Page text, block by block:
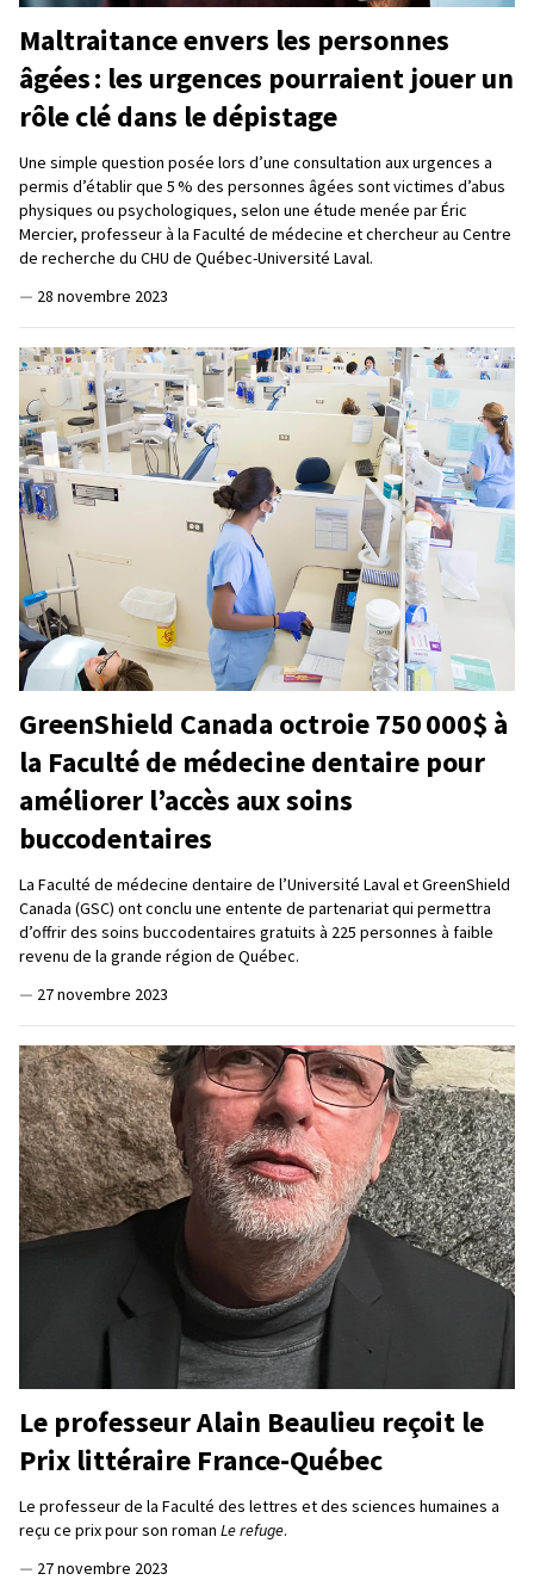
Maltraitance envers les personnes
âgées : les urgences pourraient jouer un
rôle clé dans le dépistage
Une simple question posée lors d’une consultation aux urgences a
permis d’établir que 5 % des personnes âgées sont victimes d’abus
physiques ou psychologiques, selon une étude menée par Éric
Mercier, professeur à la Faculté de médecine et chercheur au Centre
de recherche du CHU de Québec-Université Laval.
— 28 novembre 2023
GreenShield Canada octroie 750 000$ à
la Faculté de médecine dentaire pour
améliorer l’accès aux soins
buccodentaires
La Faculté de médecine dentaire de l’Université Laval et GreenShield
Canada (GSC) ont conclu une entente de partenariat qui permettra
d’offrir des soins buccodentaires gratuits à 225 personnes à faible
revenu de la grande région de Québec.
— 27 novembre 2023
Le professeur Alain Beaulieu reçoit le
Prix littéraire France-Québec
Le professeur de la Faculté des lettres et des sciences humaines a
reçu ce prix pour son roman Le refuge.
— 27 novembre 2023